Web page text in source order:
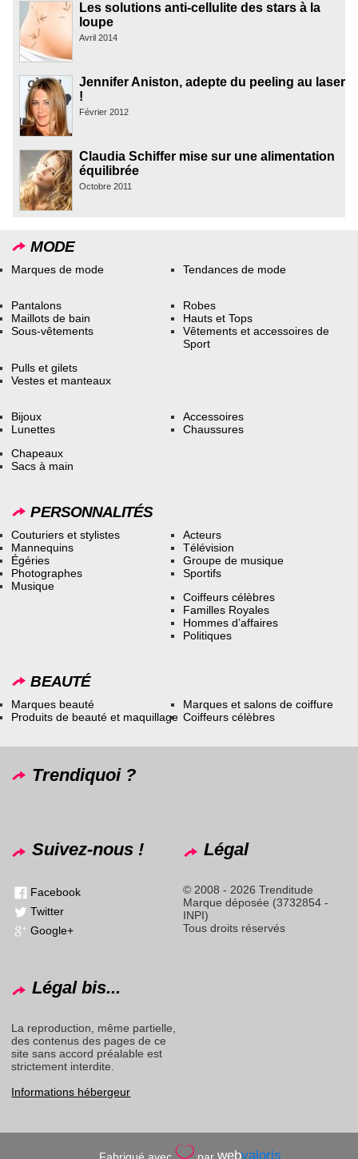
Les solutions anti-cellulite des stars à la
loupe
Avril 2014
Jennifer Aniston, adepte du peeling au laser
!
Février 2012
Claudia Schiffer mise sur une alimentation
équilibrée
Octobre 2011
MODE
Marques de mode Tendances de mode
Pantalons
Maillots de bain
Sous-vêtements
Robes
Hauts et Tops
Vêtements et accessoires de
Sport
Pulls et gilets
Vestes et manteaux
Bijoux
Lunettes
Accessoires
Chaussures
Chapeaux
Sacs à main
PERSONNALITÉS
Couturiers et stylistes
Mannequins
Égéries
Photographes
Musique
Acteurs
Télévision
Groupe de musique
Sportifs
Coiffeurs célèbres
Familles Royales
Hommes d’affaires
Politiques
BEAUTÉ
Marques beauté
Produits de beauté et maquillage
Marques et salons de coiffure
Coiffeurs célèbres
Trendiquoi ?
Suivez-nous !
Facebook
Twitter
Google+
Légal
© 2008 - 2026 Trenditude
Marque déposée (3732854 -
INPI)
Tous droits réservés
Légal bis...
La reproduction, même partielle,
des contenus des pages de ce
site sans accord préalable est
strictement interdite.
Informations hébergeur
Fabriqué avec parwebvaloris